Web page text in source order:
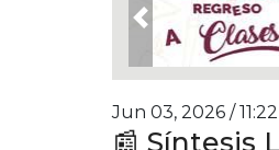
Previous
Jun 03, 2026 / 11:22
📰 Síntesis